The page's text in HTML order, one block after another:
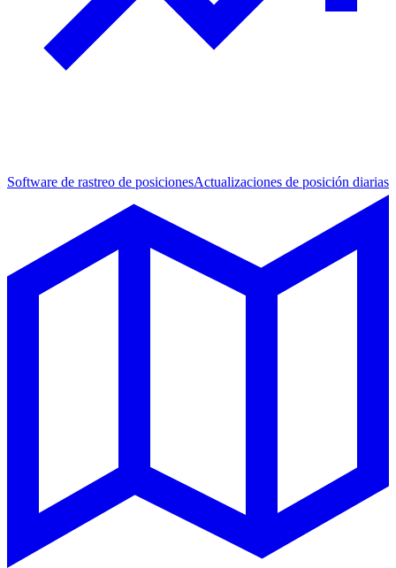
Software de rastreo de posicionesActualizaciones de posición diarias